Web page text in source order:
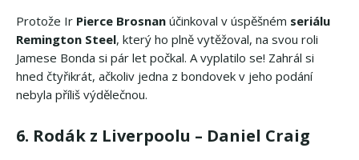
Protože Ir Pierce Brosnan účinkoval v úspěšném seriálu
Remington Steel, který ho plně vytěžoval, na svou roli
Jamese Bonda si pár let počkal. A vyplatilo se! Zahrál si
hned čtyřikrát, ačkoliv jedna z bondovek v jeho podání
nebyla příliš výdělečnou.
6. Rodák z Liverpoolu – Daniel Craig